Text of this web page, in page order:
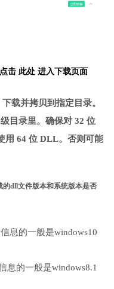
点击 此处 进入下载页面
载并拷贝到指定目录。
目录里。确保对 32 位
用 64 位 DLL。否则可能
的dll文件版本和系统版本是否
息的一般是windows10
息的一般是windows8.1